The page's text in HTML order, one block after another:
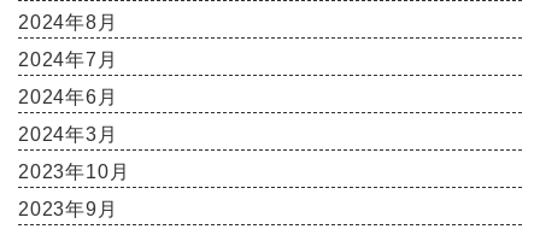
2024年8月
2024年7月
2024年6月
2024年3月
2023年10月
2023年9月